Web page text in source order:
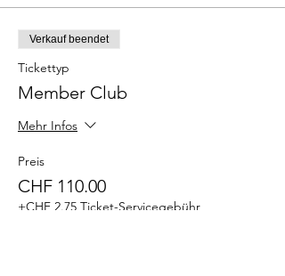
Verkauf beendet
Tickettyp
Member Club
Mehr Infos
Preis
CHF 110.00
+CHF 2.75 Ticket-Servicegebühr